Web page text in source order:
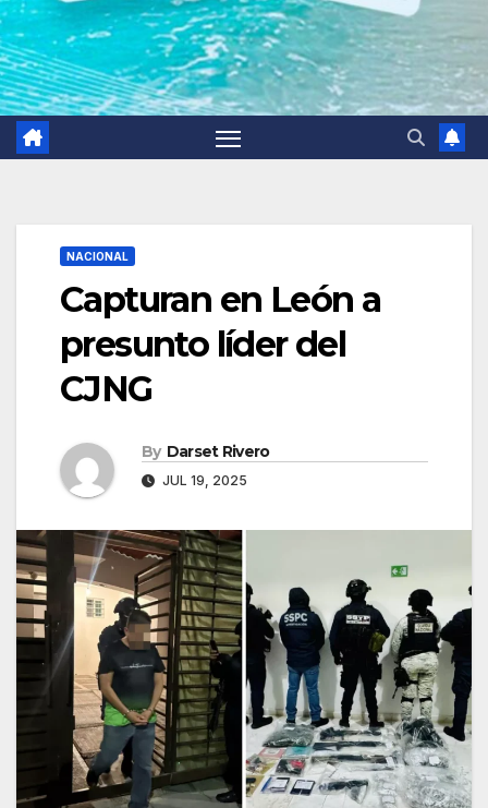
NACIONAL
Capturan en León a
presunto líder del
CJNG
By Darset Rivero
JUL 19, 2025